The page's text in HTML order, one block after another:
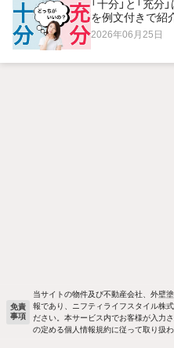
「十分」と「充
を例文付きで紹
2026年06月25日
免責
事項
当サイトの物件及び不動産会社、外壁
報であり、ニフティライフスタイル株
ださい。本サービス内でお客様が入力
の定める個人情報規約に従って取り扱わ